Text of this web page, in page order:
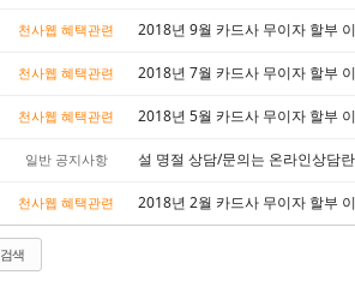
천사웹 혜택관련 2018년 9월 카드사 무이자 할부
천사웹 혜택관련 2018년 7월 카드사 무이자 할부
천사웹 혜택관련 2018년 5월 카드사 무이자 할부
일반 공지사항 설 명절 상담/문의는 온라인상담
천사웹 혜택관련 2018년 2월 카드사 무이자 할부
검색